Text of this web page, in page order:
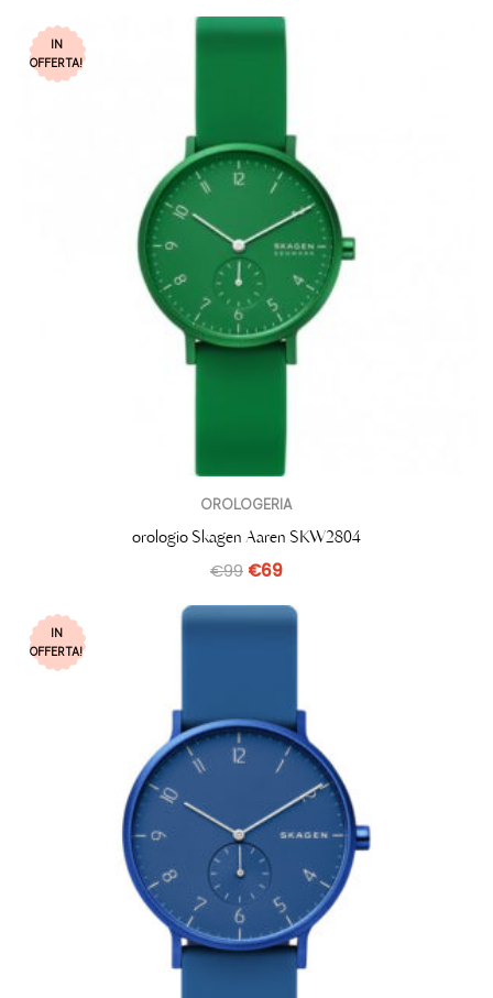
IN
OFFERTA!
OROLOGERIA
orologio Skagen Aaren SKW2804
€99 €69
IN
OFFERTA!